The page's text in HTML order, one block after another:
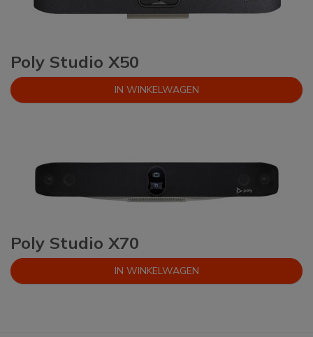
Poly Studio X50
IN WINKELWAGEN
Poly Studio X70
IN WINKELWAGEN